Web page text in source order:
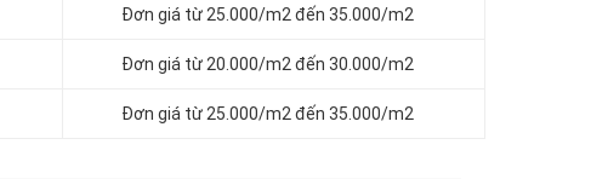
Đơn giá từ 25.000/m2 đến 35.000/m2
Đơn giá từ 20.000/m2 đến 30.000/m2
Đơn giá từ 25.000/m2 đến 35.000/m2